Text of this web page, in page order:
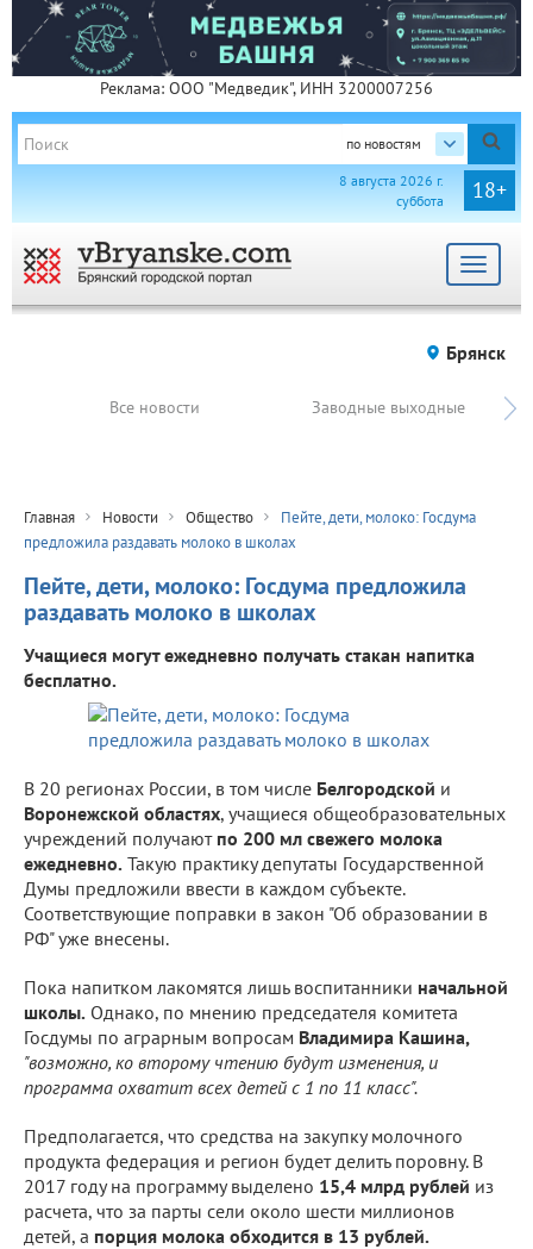
Реклама: ООО "Медведик", ИНН 3200007256
по новостям
18+
8 августа 2026 г.
суббота
Toggle
Брянск
Все новости Заводные выходные
Главная Новости Общество
Пейте, дети, молоко: Госдума
предложила раздавать молоко в школах
Пейте, дети, молоко: Госдума предложила
раздавать молоко в школах
Учащиеся могут ежедневно получать стакан напитка
бесплатно.
В 20 регионах России, в том числе Белгородской и
Воронежской областях, учащиеся общеобразовательных
учреждений получают по 200 мл свежего молока
ежедневно. Такую практику депутаты Государственной
Думы предложили ввести в каждом субъекте.
Соответствующие поправки в закон "Об образовании в
РФ" уже внесены.
Пока напитком лакомятся лишь воспитанники начальной
школы. Однако, по мнению председателя комитета
Госдумы по аграрным вопросам Владимира Кашина,
"возможно, ко второму чтению будут изменения, и
программа охватит всех детей с 1 по 11 класс".
Предполагается, что средства на закупку молочного
продукта федерация и регион будет делить поровну. В
2017 году на программу выделено 15,4 млрд рублей из
расчета, что за парты сели около шести миллионов
детей, а порция молока обходится в 13 рублей.